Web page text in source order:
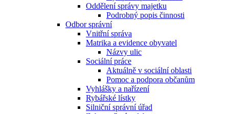
Oddělení správy majetku
Podrobný popis činnosti
Odbor správní
Vnitřní správa
Matrika a evidence obyvatel
Názvy ulic
Sociální práce
Aktuálně v sociální oblasti
Pomoc a podpora občanům
Vyhlášky a nařízení
Rybářské lístky
Silniční správní úřad